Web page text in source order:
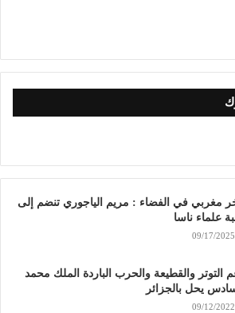
مغربي في الفضاء : مريم الياجوري تنضم إلى
علماء ناسا
09/17/2025
التوتر والقطيعة والحرب الباردة الملك محمد
يحل بالجزائر
09/12/2022